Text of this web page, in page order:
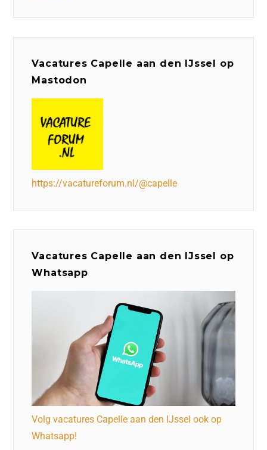
Vacatures Capelle aan den IJssel op
Mastodon
https://vacatureforum.nl/@capelle
Vacatures Capelle aan den IJssel op
Whatsapp
Volg vacatures Capelle aan den IJssel ook op
Whatsapp!